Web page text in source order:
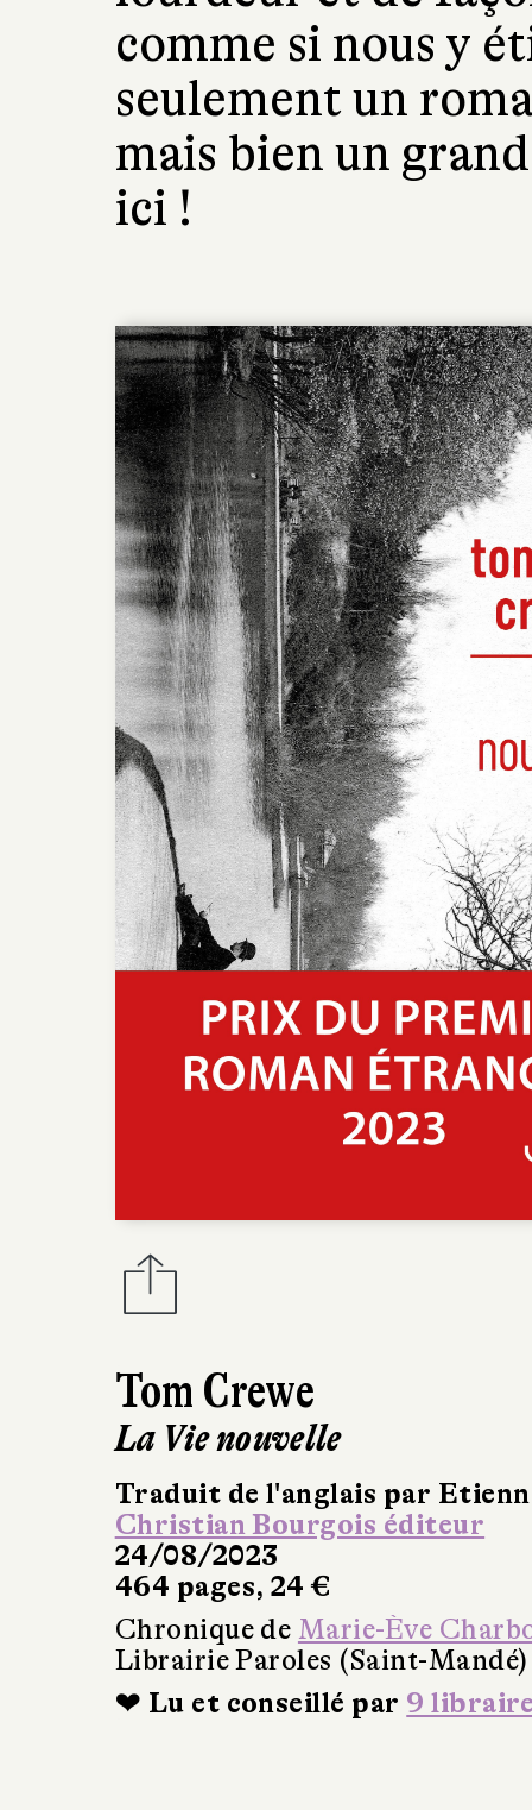
Tom Crewe
La Vie nouvelle
Traduit de l'anglais par
Christian Bourgois éditeur
24/08/2023
464 pages, 24 €
Chronique de Marie-Ève
Librairie Paroles (Saint-Mandé)
❤ Lu et conseillé par 9
comme si nous y
seulement un
mais bien un
ici !